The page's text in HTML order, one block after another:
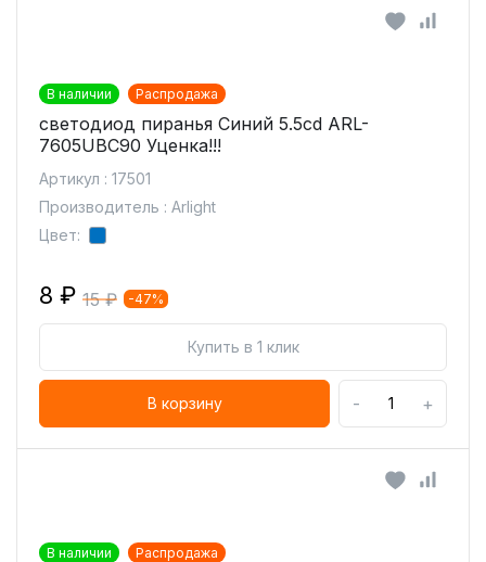
В наличии Распродажа
светодиод пиранья Синий 5.5cd ARL-
7605UBC90 Уценка!!!
Артикул : 17501
Производитель : Arlight
Цвет:
8 ₽ 15 ₽ -47%
Купить в 1 клик
В корзину - +
В наличии Распродажа